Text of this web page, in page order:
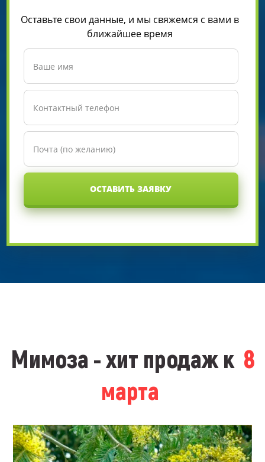
Оставьте свои данные, и мы свяжемся с вами в
ближайшее время
ОСТАВИТЬ ЗАЯВКУ
Мимоза - хит продаж к 8
марта